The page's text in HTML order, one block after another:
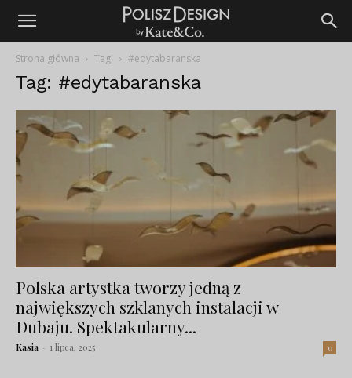
Strona główna Tagi #edytabaranska
Tag: #edytabaranska
Polska artystka tworzy jedną z
największych szklanych instalacji w
Dubaju. Spektakularny...
Kasia - 1 lipca, 2025 0